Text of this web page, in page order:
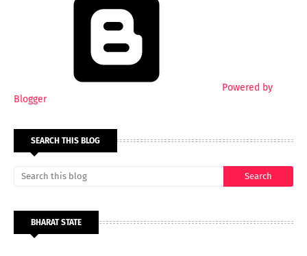
Powered by
Blogger
SEARCH THIS BLOG
BHARAT STATE